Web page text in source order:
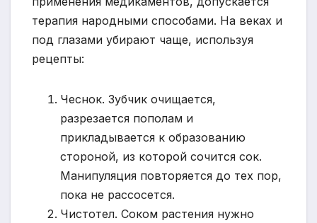
терапия народными способами. На веках и
под глазами убирают чаще, используя
рецепты:
Чеснок. Зубчик очищается,
разрезается пополам и
прикладывается к образованию
стороной, из которой сочится сок.
Манипуляция повторяется до тех пор,
пока не рассосется.
Чистотел. Соком растения нужно